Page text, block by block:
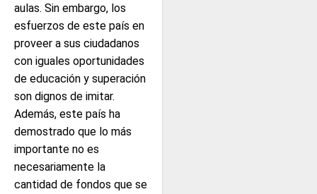
aulas. Sin embargo, los
esfuerzos de este país en
proveer a sus ciudadanos
con iguales oportunidades
de educación y superación
son dignos de imitar.
Además, este país ha
demostrado que lo más
importante no es
necesariamente la
cantidad de fondos que se